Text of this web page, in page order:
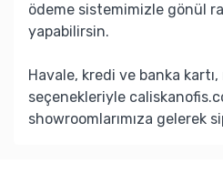
ödeme sistemimizle gönül
yapabilirsin.
Havale, kredi ve banka
seçenekleriyle
showroomlarımıza gelerek